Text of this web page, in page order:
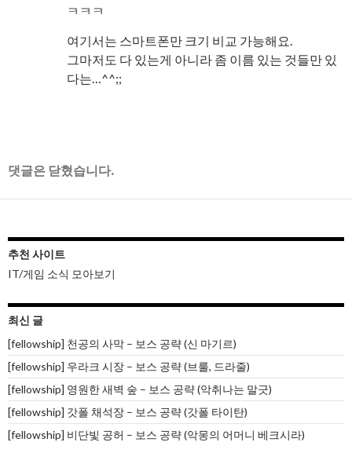
ㅋㅋㅋ
여기서는 스마트폰만 크기 비교 가능해요.
그마저도 다 있는게 아니라 좀 이름 있는 것들만 있
다는…^^;;
댓글은 닫혔습니다.
추천 사이트
IT/게임 소식 모아보기
최신 글
[fellowship] 천공의 사막 – 보스 공략 (신 마기르)
[fellowship] 우라크 시장 – 보스 공략 (브룰, 드라줄)
[fellowship] 영원한 새벽 숲 – 보스 공략 (악취나는 말긋)
[fellowship] 갓폴 채석장 – 보스 공략 (갓폴 타이탄)
[fellowship] 비단빛 공허 – 보스 공략 (악몽의 어머니 베크시라)